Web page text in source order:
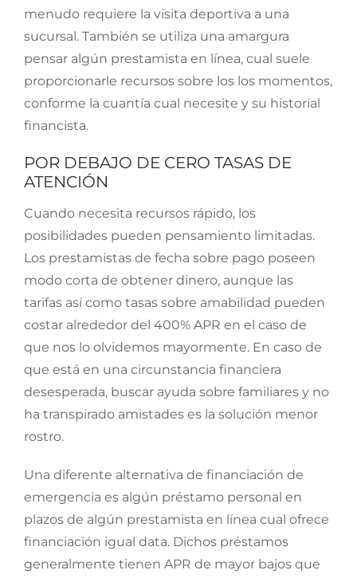
menudo requiere la visita deportiva a una
sucursal. También se utiliza una amargura
pensar algún prestamista en línea, cual suele
proporcionarle recursos sobre los los momentos,
conforme la cuantía cual necesite y su historial
financista.
POR DEBAJO DE CERO TASAS DE
ATENCIÓN
Cuando necesita recursos rápido, los
posibilidades pueden pensamiento limitadas.
Los prestamistas de fecha sobre pago poseen
modo corta de obtener dinero, aunque las
tarifas así­ como tasas sobre amabilidad pueden
costar alrededor del 400% APR en el caso de
que nos lo olvidemos mayormente. En caso de
que está en una circunstancia financiera
desesperada, buscar ayuda sobre familiares y no
ha transpirado amistades es la solución menor
rostro.
Una diferente alternativa de financiación de
emergencia es algún préstamo personal en
plazos de algún prestamista en línea cual ofrece
financiación igual data. Dichos préstamos
generalmente tienen APR de mayor bajos que